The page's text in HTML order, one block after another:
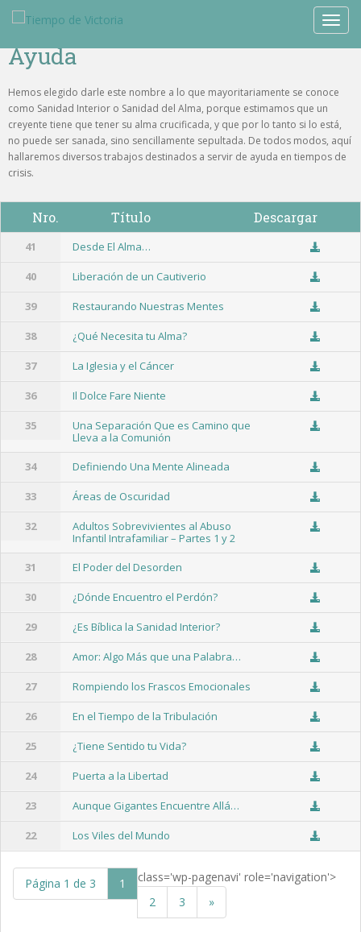
Ayuda
Hemos elegido darle este nombre a lo que mayoritariamente se conoce
como Sanidad Interior o Sanidad del Alma, porque estimamos que un
creyente tiene que tener su alma crucificada, y que por lo tanto si lo está,
no puede ser sanada, sino sencillamente sepultada. De todos modos, aquí
hallaremos diversos trabajos destinados a servir de ayuda en tiempos de
crisis.
Nro. Título Descargar
41 Desde El Alma…
40 Liberación de un Cautiverio
39 Restaurando Nuestras Mentes
38 ¿Qué Necesita tu Alma?
37 La Iglesia y el Cáncer
36 Il Dolce Fare Niente
35
Una Separación Que es Camino que
Lleva a la Comunión
34
Definiendo Una Mente Alineada
33 Áreas de Oscuridad
32
Adultos Sobrevivientes al Abuso
Infantil Intrafamiliar – Partes 1 y 2
31
El Poder del Desorden
30 ¿Dónde Encuentro el Perdón?
29 ¿Es Bíblica la Sanidad Interior?
28 Amor: Algo Más que una Palabra…
27 Rompiendo los Frascos Emocionales
26 En el Tiempo de la Tribulación
25 ¿Tiene Sentido tu Vida?
24 Puerta a la Libertad
23 Aunque Gigantes Encuentre Allá…
22 Los Viles del Mundo
class='wp-pagenavi' role='navigation'>
Página 1 de 3
1
2
3 »